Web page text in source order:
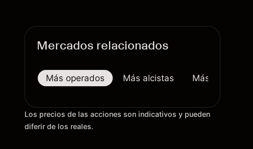
Mercados relacionados
Más operados Más alcistas Más bajistas
Los precios de las acciones son indicativos y pueden
diferir de los reales.